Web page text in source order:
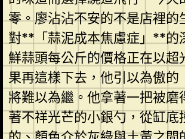
零。廖沾沾不安的不是店裡的
對**「蒜泥成本焦慮症」**的
鮮蒜頭每公斤的價格正在以超
果再這樣下去，他引以為傲的
將難以為繼。他拿著一把被磨
著不祥光芒的小銀勺，從缸底